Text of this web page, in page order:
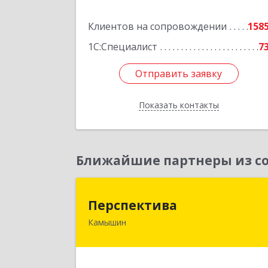
Клиентов на сопровождении
1С:Специалист
Отправить заявку
Показать контакты
Отправить заявку
Назад
Ближайшие партнеры из
Перспектива
Камышин
403850, Волгоградская обл, Камышин